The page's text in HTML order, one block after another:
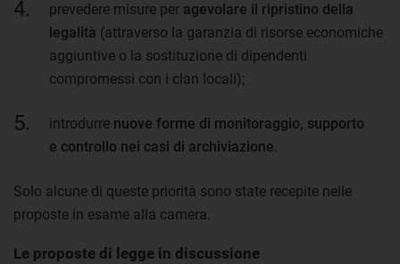
prevedere misure per agevolare il ripristino della
legalità (attraverso la garanzia di risorse economiche
aggiuntive o la sostituzione di dipendenti
compromessi con i clan locali);
introdurre nuove forme di monitoraggio, supporto
e controllo nei casi di archiviazione.
Solo alcune di queste priorità sono state recepite nelle
proposte in esame alla camera.
Le proposte di legge in discussione